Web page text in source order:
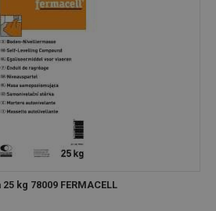
kg 78009 FERMACELL